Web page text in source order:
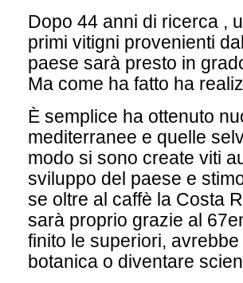
Dopo 44 anni di ricerca ,
primi vitigni provenienti
paese sarà presto in
Ma come ha fatto ha
È semplice ha ottenuto
mediterranee e quelle
modo si sono create viti
sviluppo del paese e
se oltre al caffè la Costa
sarà proprio grazie al
finito le superiori,
botanica o diventare